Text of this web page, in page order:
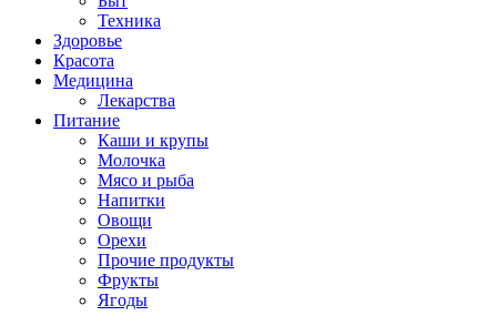
Техника
Здоровье
Красота
Медицина
Лекарства
Питание
Каши и крупы
Молочка
Мясо и рыба
Напитки
Овощи
Орехи
Прочие продукты
Фрукты
Ягоды